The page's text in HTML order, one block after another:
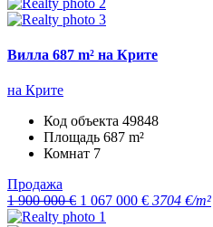
Вилла 687 m² на Крите
на Крите
Код объекта 49848
Площадь 687 m²
Комнат 7
Продажа
1 900 000 € 1 067 000 € 3704 €/m²